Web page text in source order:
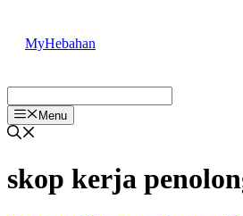
content
MyHebahan
Menu
skop kerja